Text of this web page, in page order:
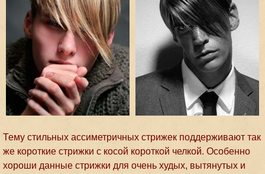
Тему стильных ассиметричных стрижек поддерживают так
же короткие стрижки с косой короткой челкой. Особенно
хороши данные стрижки для очень худых, вытянутых и